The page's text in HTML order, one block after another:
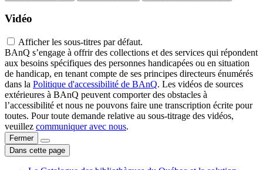
Vidéo
Afficher les sous-titres par défaut.
BAnQ s’engage à offrir des collections et des services qui répondent
aux besoins spécifiques des personnes handicapées ou en situation
de handicap, en tenant compte de ses principes directeurs énumérés
dans la Politique d'accessibilité de BAnQ. Les vidéos de sources
extérieures à BAnQ peuvent comporter des obstacles à
l’accessibilité et nous ne pouvons faire une transcription écrite pour
toutes. Pour toute demande relative au sous-titrage des vidéos,
veuillez communiquer avec nous.
Fermer
Dans cette page